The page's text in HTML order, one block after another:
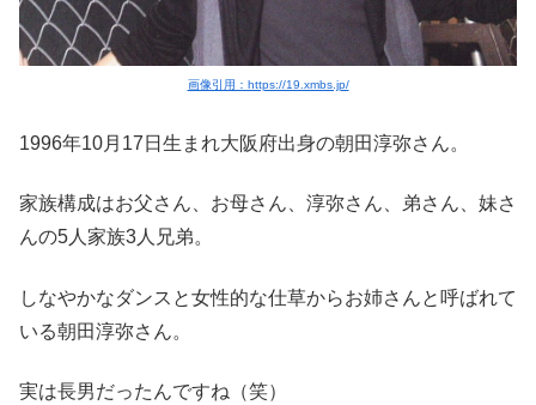
画像引用：https://19.xmbs.jp/
1996年10月17日生まれ大阪府出身の朝田淳弥さん。
家族構成はお父さん、お母さん、淳弥さん、弟さん、妹さ
んの5人家族3人兄弟。
しなやかなダンスと女性的な仕草からお姉さんと呼ばれて
いる朝田淳弥さん。
実は長男だったんですね（笑）